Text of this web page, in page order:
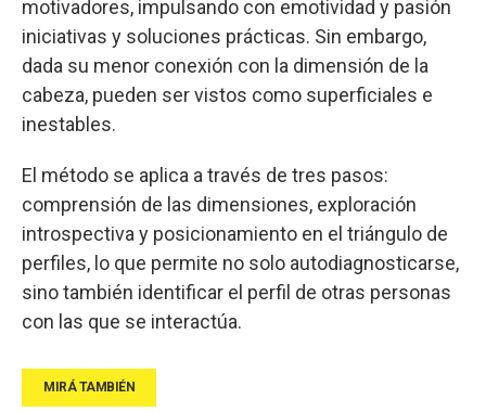
motivadores, impulsando con emotividad y pasión
iniciativas y soluciones prácticas. Sin embargo,
dada su menor conexión con la dimensión de la
cabeza, pueden ser vistos como superficiales e
inestables.
El método se aplica a través de tres pasos:
comprensión de las dimensiones, exploración
introspectiva y posicionamiento en el triángulo de
perfiles, lo que permite no solo autodiagnosticarse,
sino también identificar el perfil de otras personas
con las que se interactúa.